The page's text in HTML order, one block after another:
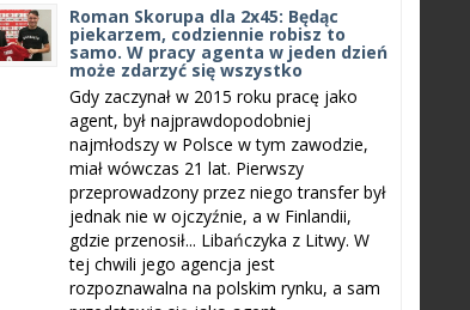
Roman Skorupa dla 2x45: Będąc
piekarzem, codziennie robisz to
samo. W pracy agenta w jeden dzień
może zdarzyć się wszystko
Gdy zaczynał w 2015 roku pracę jako
agent, był najprawdopodobniej
najmłodszy w Polsce w tym zawodzie,
miał wówczas 21 lat. Pierwszy
przeprowadzony przez niego transfer był
jednak nie w ojczyźnie, a w Finlandii,
gdzie przenosił... Libańczyka z Litwy. W
tej chwili jego agencja jest
rozpoznawalna na polskim rynku, a sam